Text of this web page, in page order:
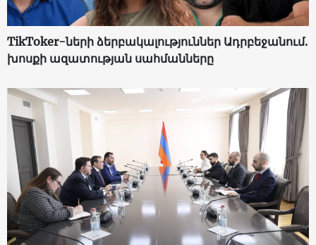
TikToker-ների ձերբակալություններ Ադրբեջանում.
խոսքի ազատության սահմանները